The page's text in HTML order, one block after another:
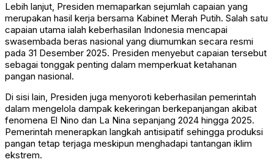
Lebih lanjut, Presiden memaparkan sejumlah capaian yang
merupakan hasil kerja bersama Kabinet Merah Putih. Salah satu
capaian utama ialah keberhasilan Indonesia mencapai
swasembada beras nasional yang diumumkan secara resmi
pada 31 Desember 2025. Presiden menyebut capaian tersebut
sebagai tonggak penting dalam memperkuat ketahanan
pangan nasional.
Di sisi lain, Presiden juga menyoroti keberhasilan pemerintah
dalam mengelola dampak kekeringan berkepanjangan akibat
fenomena El Nino dan La Nina sepanjang 2024 hingga 2025.
Pemerintah menerapkan langkah antisipatif sehingga produksi
pangan tetap terjaga meskipun menghadapi tantangan iklim
ekstrem.